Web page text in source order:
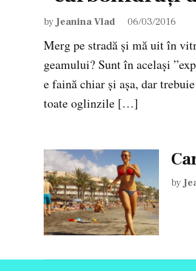
by Jeanina Vlad 06/03/2016
Merg pe stradă și mă uit în
geamului? Sunt în același
e faină chiar și așa, dar
toate oglinzile […]
by